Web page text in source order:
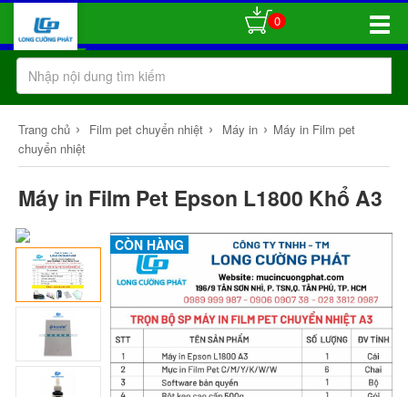
Toggle
0
Trang chủ › Film pet chuyển nhiệt › Máy in › Máy in Film pet
chuyển nhiệt
Máy in Film Pet Epson L1800 Khổ A3
CÒN HÀNG